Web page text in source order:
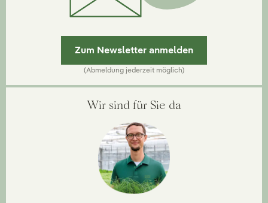
Zum Newsletter anmelden
(Abmeldung jederzeit möglich)
Wir sind für Sie da